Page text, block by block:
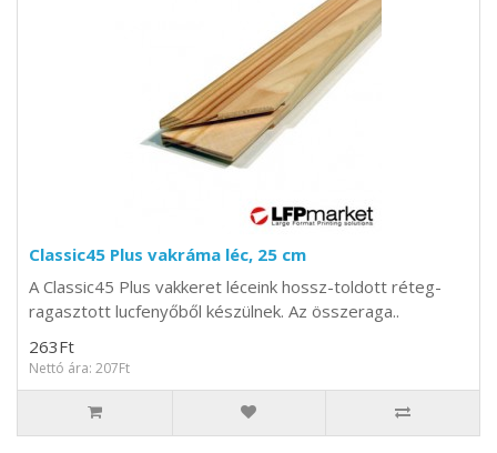
Classic45 Plus vakráma léc, 25 cm
A Classic45 Plus vakkeret léceink hossz-toldott réteg-
ragasztott lucfenyőből készülnek. Az összeraga..
263Ft
Nettó ára: 207Ft